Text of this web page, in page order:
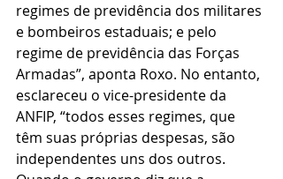
regimes de previdência dos militares
e bombeiros estaduais; e pelo
regime de previdência das Forças
Armadas”, aponta Roxo. No entanto,
esclareceu o vice-presidente da
ANFIP, “todos esses regimes, que
têm suas próprias despesas, são
independentes uns dos outros.